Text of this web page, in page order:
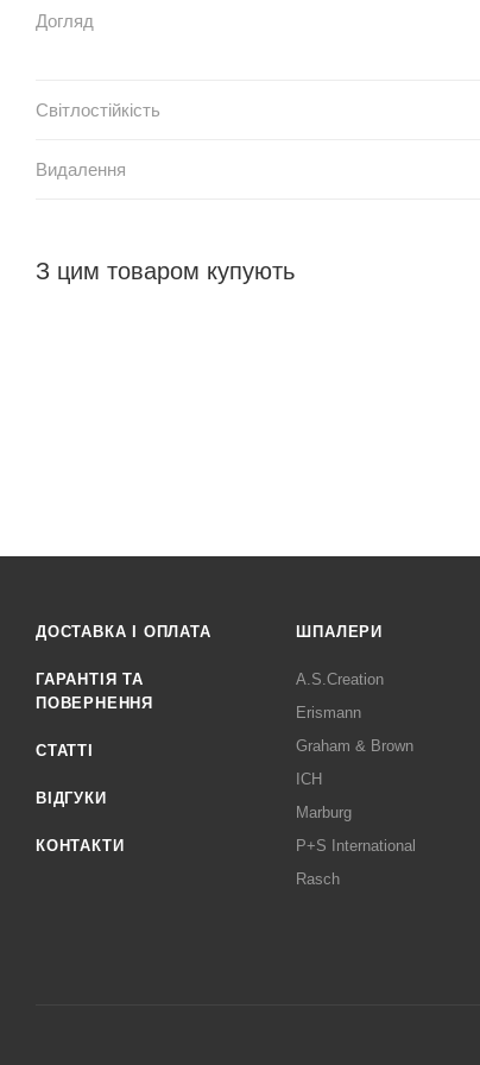
Догляд
Світлостійкість
Видалення
З цим товаром купують
ДОСТАВКА І ОПЛАТА
ГАРАНТІЯ ТА
ПОВЕРНЕННЯ
СТАТТІ
ВІДГУКИ
КОНТАКТИ
ШПАЛЕРИ
A.S.Creation
Erismann
Graham & Brown
ICH
Marburg
P+S International
Rasch